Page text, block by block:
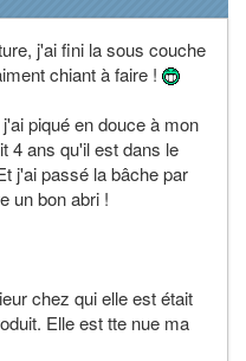
j'ai fini la sous couche
chiant à faire !
piqué en douce à mon
4 ans qu'il est dans le
j'ai passé la bâche par
un bon abri !
chez qui elle est était
Elle est tte nue ma